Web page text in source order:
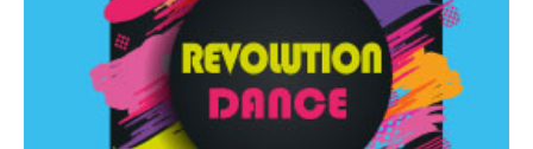
Revolution Dance
Rassegna di danza contemporanea – I Edizione